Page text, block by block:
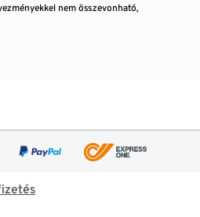
nem összevonható,